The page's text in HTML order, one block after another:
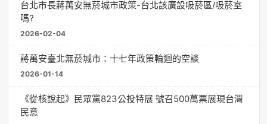
台北市長蔣萬安無菸城市政策-台北該廣設吸菸區/吸菸室
嗎?
2026-02-04
蔣萬安臺北無菸城市：十七年政策輪迴的空談
2026-01-14
《從核說起》民眾黨823公投特展 號召500萬票展現台灣
民意